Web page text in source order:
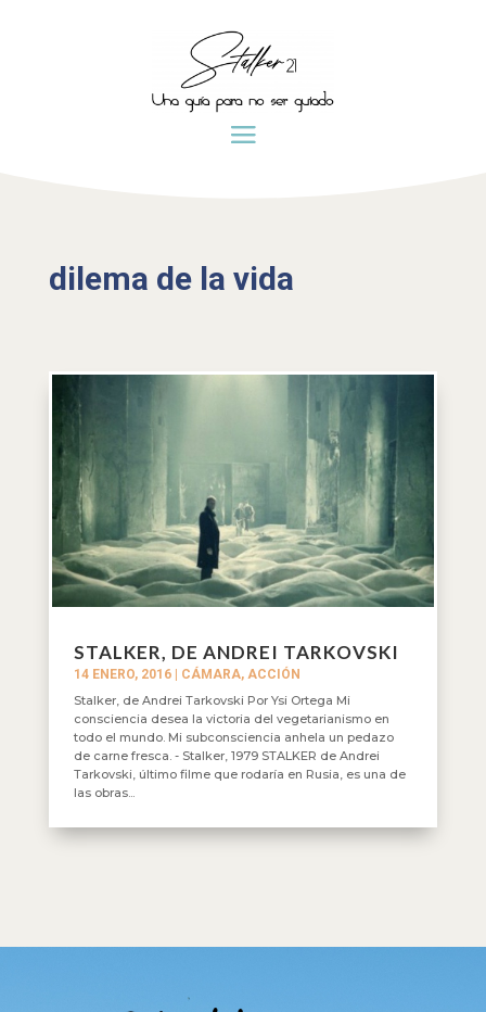
dilema de la vida
STALKER, DE ANDREI TARKOVSKI
14 ENERO, 2016| CÁMARA, ACCIÓN
Stalker, de Andrei Tarkovski Por Ysi Ortega Mi
consciencia desea la victoria del vegetarianismo en
todo el mundo. Mi subconsciencia anhela un pedazo
de carne fresca. - Stalker, 1979 STALKER de Andrei
Tarkovski, último filme que rodaría en Rusia, es una de
las obras...